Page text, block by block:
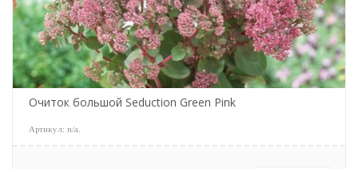
Очиток большой Seduction Green Pink
Артикул: n/a